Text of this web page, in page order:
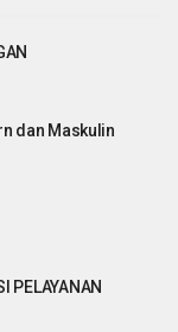
dan Maskulin
PELAYANAN